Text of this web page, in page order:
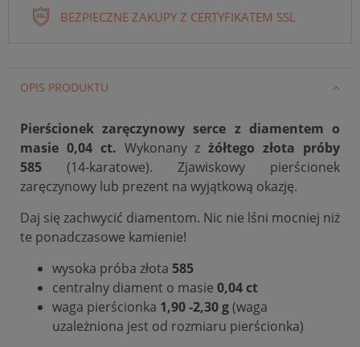
BEZPIECZNE ZAKUPY Z CERTYFIKATEM SSL
OPIS PRODUKTU
Pierścionek zaręczynowy serce z diamentem o
masie 0,04 ct. Wykonany z żółtego złota próby
585
(14-karatowe). Zjawiskowy pierścionek
zaręczynowy lub prezent na wyjątkową okazję.
Daj się zachwycić diamentom. Nic nie lśni mocniej niż
te ponadczasowe kamienie!
wysoka próba złota 585
centralny diament o masie 0,04 ct
waga pierścionka 1,90 -2,30 g(waga
uzależniona jest od rozmiaru pierścionka)